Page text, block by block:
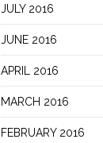
JULY 2016
JUNE 2016
APRIL 2016
MARCH 2016
FEBRUARY 2016